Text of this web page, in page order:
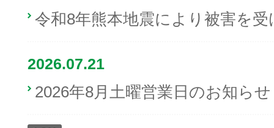
令和8年熊本地震により被害を
2026.07.21
2026年8月土曜営業日のお知らせ